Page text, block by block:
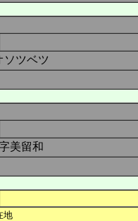
ソツベツ
美留和
地